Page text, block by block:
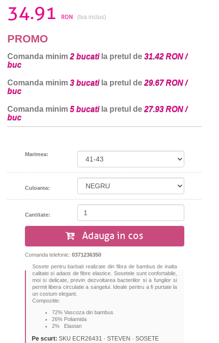
34.91 RON (tva inclus)
PROMO
Comanda minim 2 bucatila pretul de 31.42 RON /
buc
Comanda minim 3 bucatila pretul de 29.67 RON /
buc
Comanda minim 5 bucatila pretul de 27.93 RON /
buc
Marimea:
Culoarea:
Cantitate:
Adauga in cos
Comanda telefonic: 0371236350
Sosete pentru barbati realizate din fibra de bambus de inalta
calitate si adaos de fibre elastice. Sosetele sunt confortabile,
moi si delicate, previn dezvoltarea bacteriilor si a fungilor si
permit libera circulatie a sangelui. Ideale pentru a fi purtate la
un costum elegant.
Compozitie:
72% Vascoza din bambus
26% Poliamida
2% Elastan
Pe scurt: SKU ECR26431 · STEVEN · SOSETE